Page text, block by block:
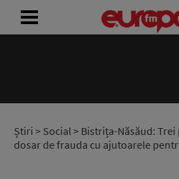
Știri > Social> Bistrița-Năsăud:
dosar de frauda cu ajutoarele
RADIO